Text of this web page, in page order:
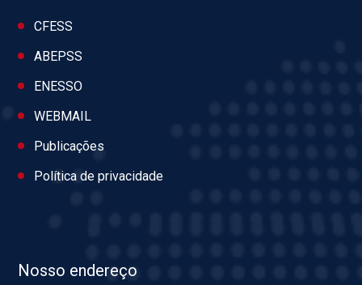
CFESS
ABEPSS
ENESSO
WEBMAIL
Publicações
Política de privacidade
Nosso endereço